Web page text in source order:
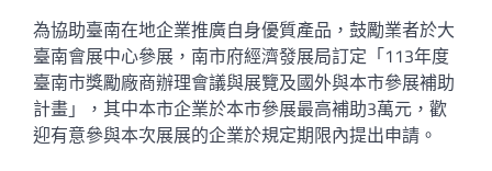
為協助臺南在地企業推廣自身優質產品，鼓勵業者於大
臺南會展中心參展，南市府經濟發展局訂定「113年度
臺南市獎勵廠商辦理會議與展覽及國外與本市參展補助
計畫」，其中本市企業於本市參展最高補助3萬元，歡
迎有意參與本次展展的企業於規定期限內提出申請。